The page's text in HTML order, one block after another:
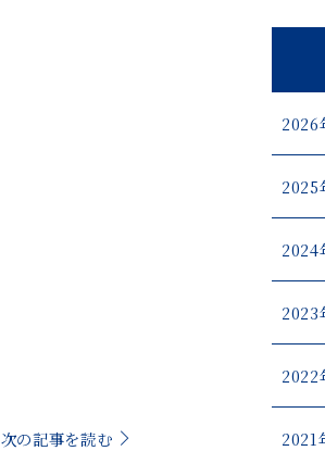
次の記事を読む
2026
2025
2024
2023
2022
2021